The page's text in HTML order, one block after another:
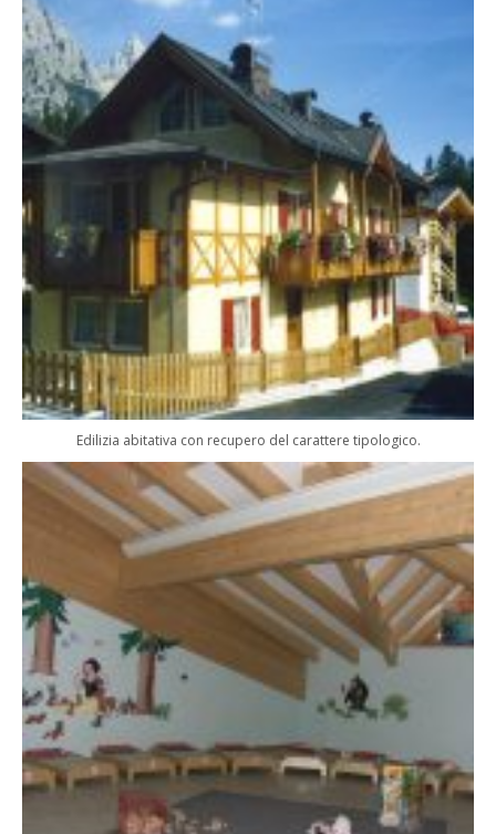
Edilizia abitativa con recupero del carattere tipologico.